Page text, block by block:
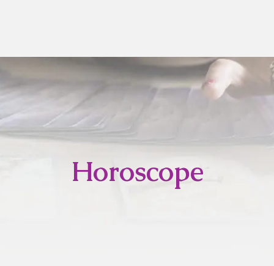
Horoscope